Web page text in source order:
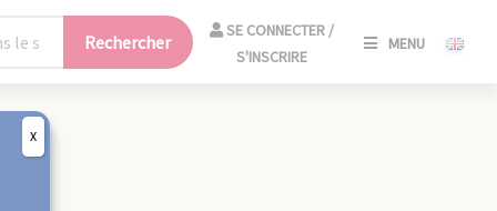
Rechercher
SE CONNECTER /
S'INSCRIRE
MENU
X